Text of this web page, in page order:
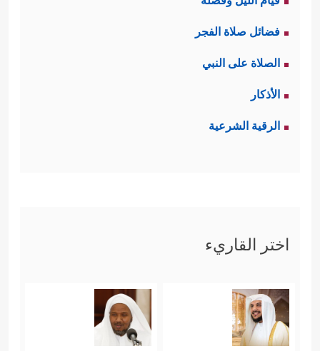
فضائل صلاة الفجر
الصلاة على النبي
الأذكار
الرقية الشرعية
اختر القاريء